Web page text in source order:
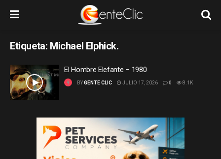
Etiqueta: Michael Elphick.
El Hombre Elefante – 1980
BYGENTE CLIC JULIO 17, 2026 0 8.1K